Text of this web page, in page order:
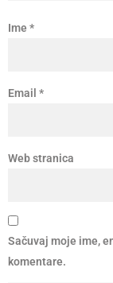
Ime *
Email *
Web stranica
Sačuvaj moje ime,
komentare.